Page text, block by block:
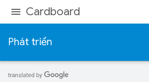
Cardboard
Phát triển